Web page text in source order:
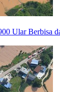
Ular Berbisa